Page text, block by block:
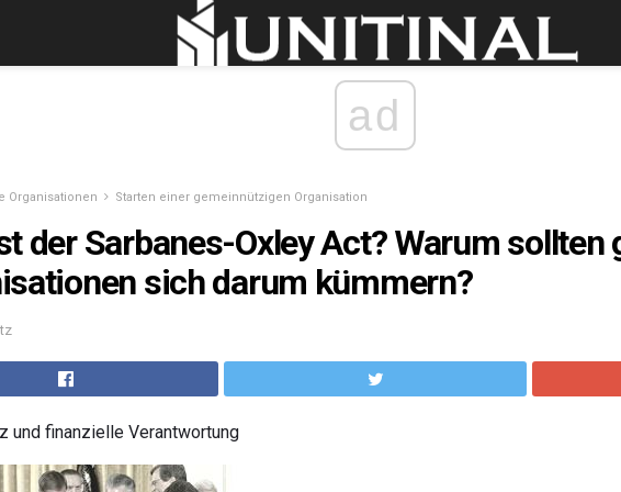
ad
Organisationen Starten einer gemeinnützigen Organisation
der Sarbanes-Oxley Act? Warum sollten
sich darum kümmern?
und finanzielle Verantwortung